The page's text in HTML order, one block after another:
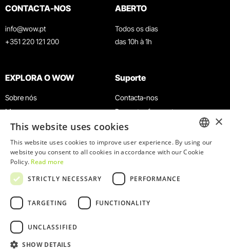
CONTACTA-NOS
info@wow.pt
+351 220 121 200
ABERTO
Todos os dias
das 10h à 1h
EXPLORA O WOW
Sobre nós
Museus
Agenda
Notícias
Restaurantes
Cartão WOW
Grupos e Eventos
Serviço Educativo
Suporte
Contacta-nos
Perguntas frequentes
Termos e Condições
Política de privacidade e cookies
Trabalha connosco
Livro de reclamações
© 2026
ENGLISH
×
This website uses cookies
This website uses cookies to improve user experience. By using our
website you consent to all cookies in accordance with our Cookie
Policy. Read more
STRICTLY NECESSARY
PERFORMANCE
TARGETING FUNCTIONALITY
UNCLASSIFIED
SHOW DETAILS